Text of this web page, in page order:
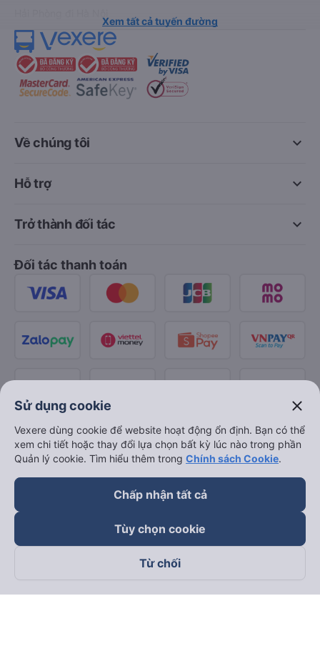
Xem tất cả tuyến đường
keyboard_arrow_down
Về chúng tôi
keyboard_arrow_down
Hỗ trợ
keyboard_arrow_down
Trở thành đối tác
Đối tác thanh toán
Theo dõi chúng tôi trên
Sử dụng cookie close
Vexere dùng cookie để website hoạt động ổn định. Bạn có thể
xem chi tiết hoặc thay đổi lựa chọn bất kỳ lúc nào trong phần
Quản lý cookie. Tìm hiểu thêm trong Chính sách Cookie.
Chấp nhận tất cả
Tùy chọn cookie
Từ chối